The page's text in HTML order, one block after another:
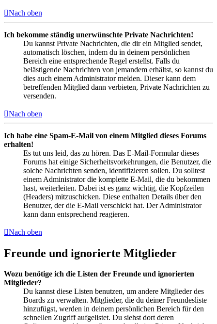
Nach oben
Ich bekomme ständig unerwünschte Private Nachrichten!
Du kannst Private Nachrichten, die dir ein Mitglied sendet,
automatisch löschen, indem du in deinem persönlichen
Bereich eine entsprechende Regel erstellst. Falls du
belästigende Nachrichten von jemandem erhältst, so kannst du
dies auch einem Administrator melden. Dieser kann dem
betreffenden Mitglied dann verbieten, Private Nachrichten zu
versenden.
Nach oben
Ich habe eine Spam-E-Mail von einem Mitglied dieses Forums
erhalten!
Es tut uns leid, das zu hören. Das E-Mail-Formular dieses
Forums hat einige Sicherheitsvorkehrungen, die Benutzer, die
solche Nachrichten senden, identifizieren sollen. Du solltest
einem Administrator die komplette E-Mail, die du bekommen
hast, weiterleiten. Dabei ist es ganz wichtig, die Kopfzeilen
(Headers) mitzuschicken. Diese enthalten Details über den
Benutzer, der die E-Mail verschickt hat. Der Administrator
kann dann entsprechend reagieren.
Nach oben
Freunde und ignorierte Mitglieder
Wozu benötige ich die Listen der Freunde und ignorierten
Mitglieder?
Du kannst diese Listen benutzen, um andere Mitglieder des
Boards zu verwalten. Mitglieder, die du deiner Freundesliste
hinzufügst, werden in deinem persönlichen Bereich für den
schnellen Zugriff aufgelistet. Du siehst dort deren